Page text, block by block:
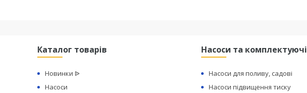
Каталог товарів
Новинки ᐉ
Насоси
Насоси та комплектуючі
Насоси для поливу, садові
Насоси підвищення тиску